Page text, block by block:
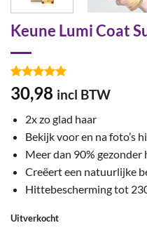
Keune Lumi Coat
Gewaardeerd
5op 5
op
5
klant
waarderingen
30,98 incl BTW
2x zo glad haar
Bekijk voor en na foto’s
Meer dan 90% gezonder
Creëert een natuurlijke
Hittebescherming tot
Uitverkocht